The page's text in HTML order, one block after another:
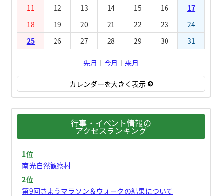
11
12 13 14 15 16
17
18
19 20 21 22 23
24
25
26 27 28 29 30 31
先月 ｜ 今月 ｜ 来月
カレンダーを大きく表示
行事・イベント情報の
アクセスランキング
1位
南光自然観察村
2位
第9回さようマラソン＆ウォークの結果について